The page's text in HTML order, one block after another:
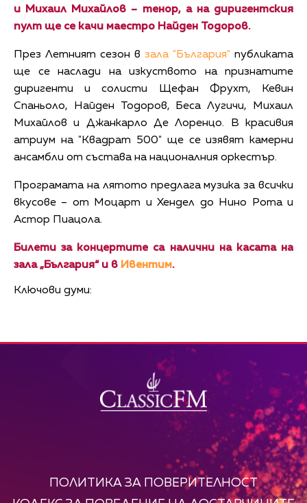
и
Михаил Михайлов – тенор, а на диригентския
пулт ще се качи маестро Найден Тодоров.
През Летният сезон в зала "България" публиката
ще се наслади на изкуството на признатите
диригенти и солисти Щефан Фрухт, Кевин
Спаньоло, Найден Тодоров, Беса Лугичи, Михаил
Михайлов и Джанкарло Де Лоренцо. В красивия
атриум на "Квадрат 500" ще се изявят камерни
ансамбли от състава на националния оркестър.
Програмата на лятото предлага музика за всички
вкусове – от Моцарт и Хендел до Нино Рота и
Астор Пиацола.
Билети за концертите са налични на касата на
зала „България“ и в Ивентим.
Ключови думи:
ПОЛИТИКА ЗА ПОВЕРИТЕЛНОСТ